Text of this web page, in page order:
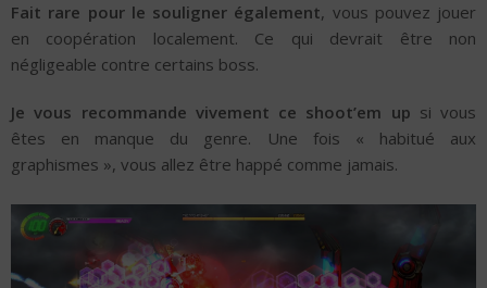
Fait rare pour le souligner également, vous pouvez jouer
en coopération localement. Ce qui devrait être non
négligeable contre certains boss.
Je vous recommande vivement ce shoot’em up si vous
êtes en manque du genre. Une fois « habitué aux
graphismes », vous allez être happé comme jamais.